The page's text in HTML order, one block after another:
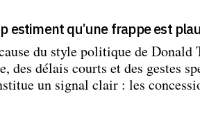
estiment qu’une frappe est
du style politique de Donald
des délais courts et des gestes
un signal clair : les